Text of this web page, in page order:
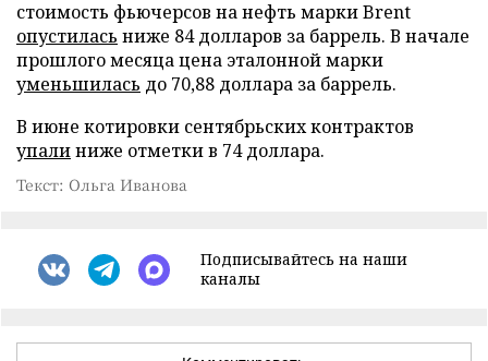
стоимость фьючерсов на нефть марки Brent
опустилась ниже 84 долларов за баррель. В начале
прошлого месяца цена эталонной марки
уменьшилась до 70,88 доллара за баррель.
В июне котировки сентябрьских контрактов
упалиниже отметки в 74 доллара.
Текст: Ольга Иванова
Подписывайтесь на наши
каналы